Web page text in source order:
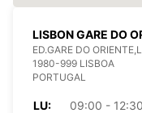
LISBON GARE DO
ED.GARE DO
1980-999 LISBOA
PORTUGAL
LU:
09:00 - 12:30